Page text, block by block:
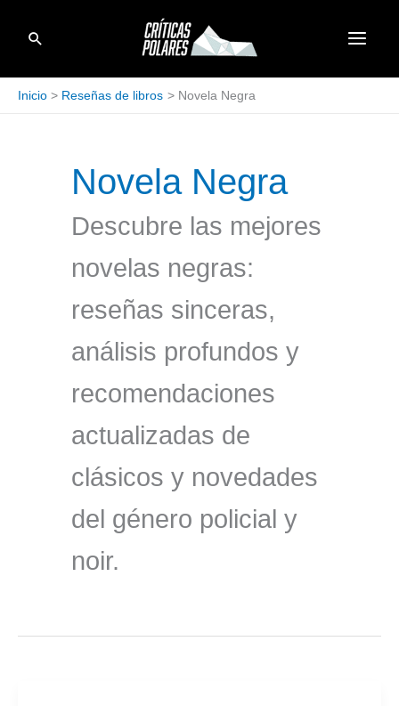
Buscar
Inicio Reseñas de libros Novela Negra
Novela Negra
Descubre las mejores
novelas negras:
reseñas sinceras,
análisis profundos y
recomendaciones
actualizadas de
clásicos y novedades
del género policial y
noir.